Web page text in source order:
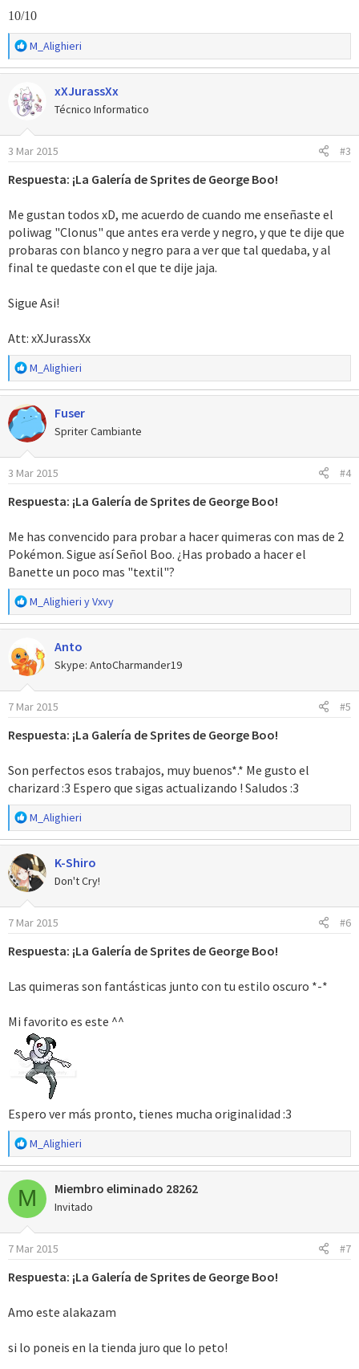
10/10
R
e
a
c
c
o
n
s
M_Alighieri
xXJurassXx
Técnico Informatico
3 Mar 2015 #3
Respuesta: ¡La Galería de Sprites de George Boo!
Me gustan todos xD, me acuerdo de cuando me enseñaste el
poliwag "Clonus" que antes era verde y negro, y que te dije que
probaras con blanco y negro para a ver que tal quedaba, y al
final te quedaste con el que te dije jaja.
Sigue Asi!
Att: xXJurassXx
R
e
a
c
i
o
n
s
M_Alighieri
Fuser
Spriter Cambiante
3 Mar 2015 #4
Respuesta: ¡La Galería de Sprites de George Boo!
Me has convencido para probar a hacer quimeras con mas de 2
Pokémon. Sigue así Señol Boo. ¿Has probado a hacer el
Banette un poco mas "textil"?
R
e
a
c
i
o
n
s
M_Alighieri yVxvy
Anto
Skype: AntoCharmander19
7 Mar 2015 #5
Respuesta: ¡La Galería de Sprites de George Boo!
Son perfectos esos trabajos, muy buenos*.* Me gusto el
charizard :3 Espero que sigas actualizando ! Saludos :3
R
e
a
c
c
i
o
n
s
M_Alighieri
K-Shiro
Don't Cry!
7 Mar 2015 #6
Respuesta: ¡La Galería de Sprites de George Boo!
Las quimeras son fantásticas junto con tu estilo oscuro *-*
Mi favorito es este ^^
Espero ver más pronto, tienes mucha originalidad :3
R
e
a
c
c
i
o
n
s
M_Alighieri
M Miembro eliminado 28262
Invitado
7 Mar 2015 #7
Respuesta: ¡La Galería de Sprites de George Boo!
Amo este alakazam
si lo poneis en la tienda juro que lo peto!